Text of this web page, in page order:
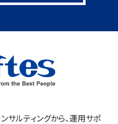
サルティングから、運用サポ